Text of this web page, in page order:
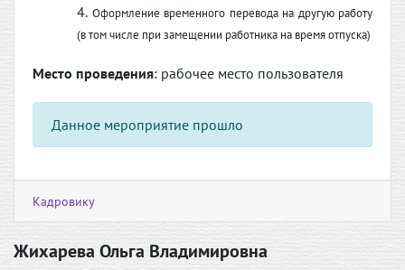
Оформление временного перевода на другую работу
(в том числе при замещении работника на время отпуска)
Место проведения: рабочее место пользователя
Данное мероприятие прошло
Кадровику
Жихарева Ольга Владимировна